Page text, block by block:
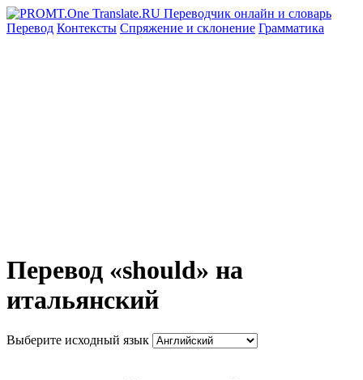
Перевод Контексты Спряжение и склонение Грамматика
Перевод «should» на
итальянский
Выберите исходный язык